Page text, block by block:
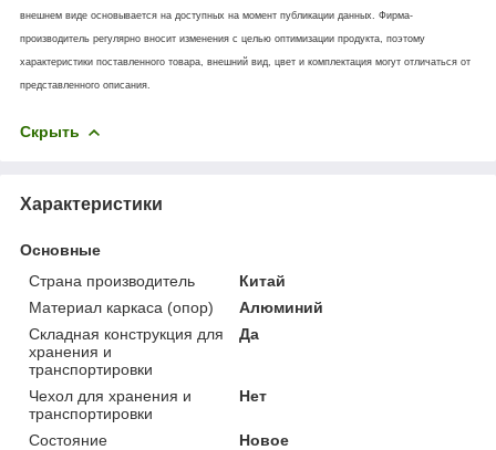
внешнем виде основывается на доступных на момент публикации данных. Фирма-
производитель регулярно вносит изменения с целью оптимизации продукта, поэтому
характеристики поставленного товара, внешний вид, цвет и комплектация могут отличаться от
представленного описания.
Скрыть
Характеристики
Основные
Страна производитель
Китай
Материал каркаса (опор)
Алюминий
Складная конструкция для
хранения и
транспортировки
Да
Чехол для хранения и
транспортировки
Нет
Состояние
Новое